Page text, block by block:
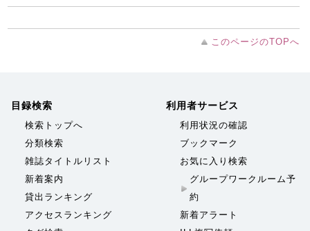
このページのTOPへ
目録検索
検索トップへ
分類検索
雑誌タイトルリスト
新着案内
貸出ランキング
アクセスランキング
利用者サービス
利用状況の確認
ブックマーク
お気に入り検索
グループワークルーム予
約
新着アラート